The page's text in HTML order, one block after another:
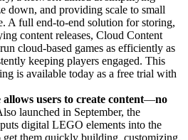
down, and providing scale to small
A full end-to-end solution for storing,
content releases, Cloud Content
cloud-based games as efficiently as
keeping players engaged. This
is available today as a free trial with
users to create content—no
launched in September, the
digital LEGO elements into the